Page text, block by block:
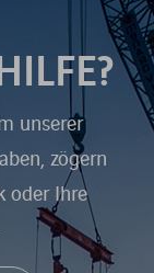
unserer
zögern
oder Ihre